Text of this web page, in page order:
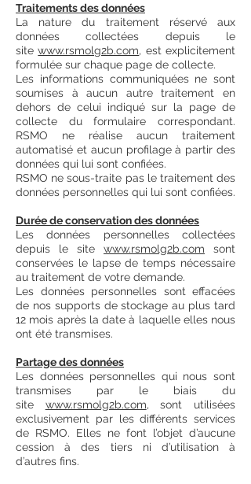
Traitements des données
La nature du traitement réservé aux
données collectées depuis le
sitewww.rsmolg2b.com, est explicitement
formulée sur chaque page de collecte.
Les informations communiquées ne sont
soumises à aucun autre traitement en
dehors de celui indiqué sur la page de
collecte du formulaire correspondant.
RSMO ne réalise aucun traitement
automatisé et aucun profilage à partir des
données qui lui sont confiées.
RSMO ne sous-traite pas le traitement des
données personnelles qui lui sont confiées.
Durée de conservation des données
Les données personnelles collectées
depuis le site www.rsmolg2b.com sont
conservées le lapse de temps nécessaire
au traitement de votre demande.
Les données personnelles sont effacées
de nos supports de stockage au plus tard
12 mois après la date à laquelle elles nous
ont été transmises.
Partage des données
Les données personnelles qui nous sont
transmises par le biais du
site www.rsmolg2b.com, sont utilisées
exclusivement par les différents services
de RSMO. Elles ne font l’objet d’aucune
cession à des tiers ni d’utilisation à
d’autres fins.